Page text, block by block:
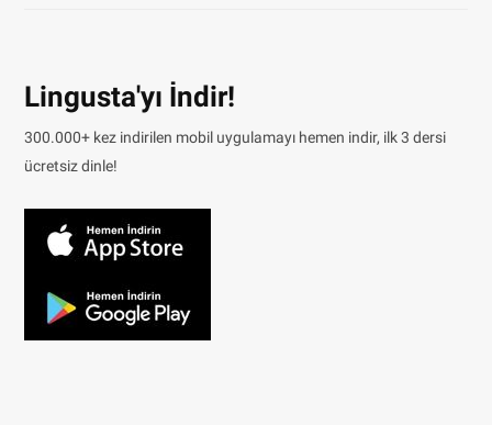
Lingusta'yı İndir!
300.000+ kez indirilen mobil uygulamayı hemen indir, ilk 3 dersi
ücretsiz dinle!